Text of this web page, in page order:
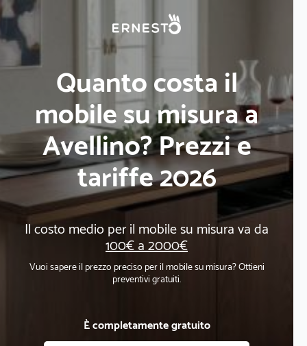
Quanto costa il
mobile su misura a
Avellino? Prezzi e
tariffe 2026
Il costo medio per il mobile su misura va da
100€ a 2000€
Vuoi sapere il prezzo preciso per il mobile su misura? Ottieni
preventivi gratuiti.
È completamente gratuito